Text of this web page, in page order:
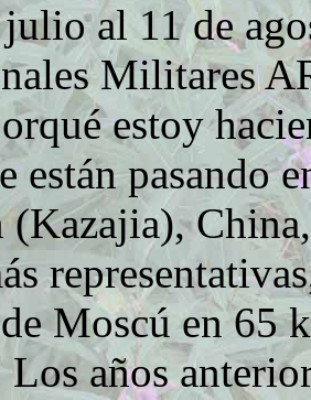
al 11 de
Militares
estoy
están pasando
(Kazajia),
Moscú en 65
Los años